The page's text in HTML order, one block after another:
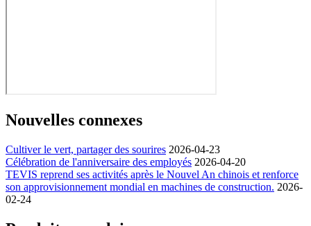
Nouvelles connexes
Cultiver le vert, partager des sourires 2026-04-23
Célébration de l'anniversaire des employés 2026-04-20
TEVIS reprend ses activités après le Nouvel An chinois et renforce
son approvisionnement mondial en machines de construction. 2026-
02-24